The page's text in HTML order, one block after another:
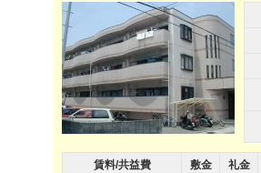
賃料/共益費 敷金 礼金